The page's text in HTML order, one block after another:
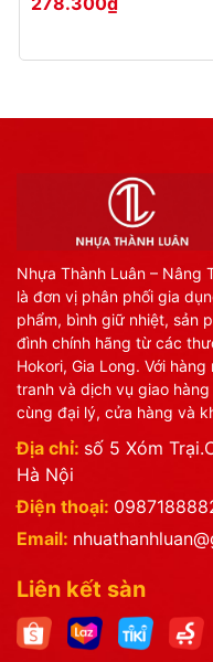
Nhựa Thành Luân – Nâng
là đơn vị phân phối gia
phẩm, bình giữ nhiệt, sản
đình chính hãng từ các
Hokori, Gia Long. Với
tranh và dịch vụ giao
cùng đại lý, cửa hàng và
Địa chỉ: số 5 Xóm
Hà Nội
Điện thoại:
Email:
Liên kết sàn